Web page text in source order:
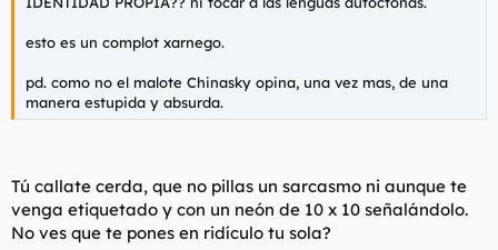
esto es un complot xarnego.
pd. como no el malote Chinasky opina, una vez mas, de una
manera estupida y absurda.
Tú callate cerda, que no pillas un sarcasmo ni aunque te
venga etiquetado y con un neón de 10 x 10 señalándolo.
No ves que te pones en ridículo tu sola?